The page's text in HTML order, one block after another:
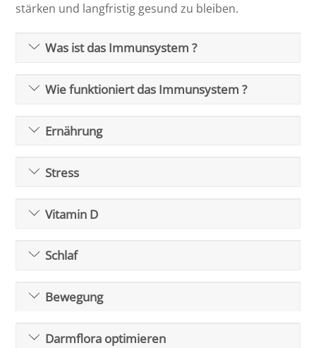
stärken und langfristig gesund zu bleiben.
Was ist das Immunsystem ?
Wie funktioniert das Immunsystem ?
Ernährung
Stress
Vitamin D
Schlaf
Bewegung
Darmflora optimieren